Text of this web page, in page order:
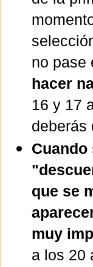
no pase
hacer
16 y 17
deberás
Cuando
que se
muy
a los 20